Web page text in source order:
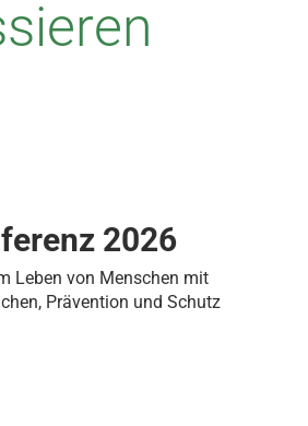
2026
Leben von Menschen mit
Prävention und Schutz